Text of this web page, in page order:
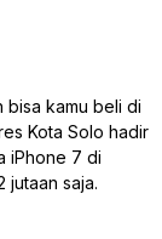
bisa kamu beli di
Kota Solo hadir
iPhone 7 di
jutaan saja.